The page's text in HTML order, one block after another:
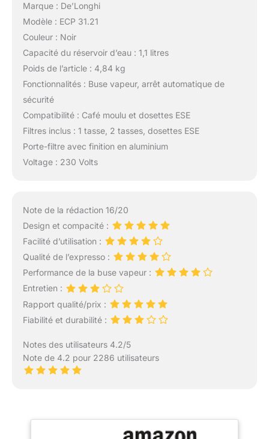
Marque : De’Longhi
Modèle : ECP 31.21
Couleur : Noir
Capacité du réservoir d’eau : 1,1 litres
Poids de l’article : 4,84 kg
Fonctionnalités : Buse vapeur, arrêt automatique de
sécurité
Compatibilité : Café moulu et dosettes ESE
Filtres inclus : 1 tasse, 2 tasses, dosettes ESE
Porte-filtre avec finition en aluminium
Voltage : 230 Volts
Note de la rédaction 16/20
Design et compacité :
Facilité d’utilisation :
Qualité de l’expresso :
Performance de la buse vapeur :
Entretien :
Rapport qualité/prix :
Fiabilité et durabilité :
Notes des utilisateurs 4.2/5
Note de 4.2 pour 2286 utilisateurs